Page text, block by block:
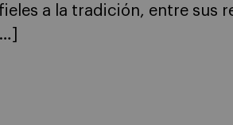
a la tradición, entre sus